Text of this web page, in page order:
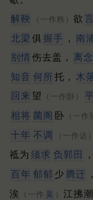
解鞅
（一作秩） 欲
北梁 俱 握手 ， 南
别情 伤去盖， 离念
知音 何所 托， 木
回来 望 （一作卧）
相将 菌阁 卧 （一作
十年 不调 （一作达）
祗为 须求 负郭田
百年 郁郁 少 腾迁 ，
涘
（一作 吴 ） 江拂